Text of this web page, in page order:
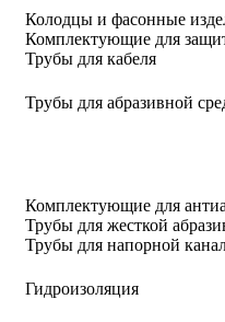
Колодцы и фасонные
Комплектующие для
Трубы для кабеля
Трубы для абразивной
Комплектующие для
Трубы для жесткой
Трубы для напорной
Гидроизоляция